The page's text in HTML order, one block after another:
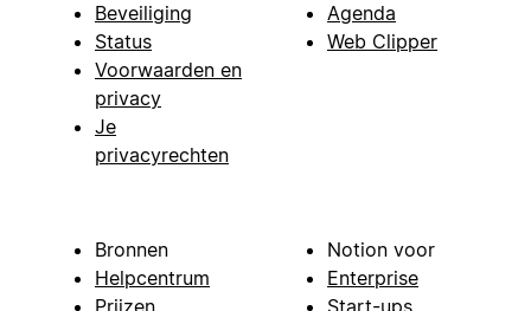
Beveiliging
Status
Voorwaarden en
privacy
Je
privacyrechten
Agenda
Web Clipper
Bronnen
Helpcentrum
Notion voor
Enterprise